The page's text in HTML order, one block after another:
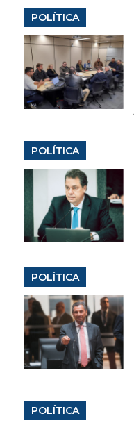
POLÍTICA
POLÍTICA
POLÍTICA
POLÍTICA